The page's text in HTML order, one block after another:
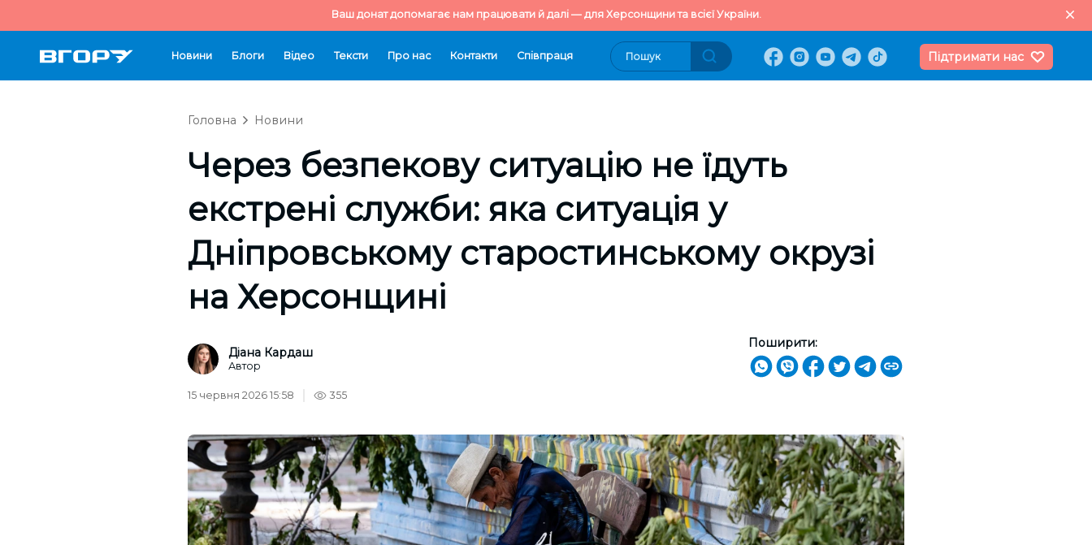
Ваш донат допомагає нам працювати й далі — для Херсонщини та всієї України.
Новини Блоги Відео Тексти Про нас Контакти Cпівпраця Підтримати нас
Головна Новини
Через безпекову ситуацію не їдуть
екстрені служби: яка ситуація у
Дніпровському старостинському окрузі
на Херсонщині
Діана Кардаш
Автор
Поширити:
15 червня 2026 15:58 355